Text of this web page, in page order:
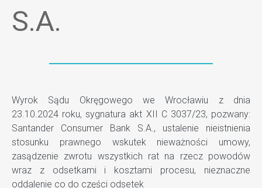
S.A.
Wyrok Sądu Okręgowego we Wrocławiu z dnia
23.10.2024 roku, sygnatura akt XII C 3037/23, pozwany:
Santander Consumer Bank S.A., ustalenie nieistnienia
stosunku prawnego wskutek nieważności umowy,
zasądzenie zwrotu wszystkich rat na rzecz powodów
wraz z odsetkami i kosztami procesu, nieznaczne
oddalenie co do części odsetek